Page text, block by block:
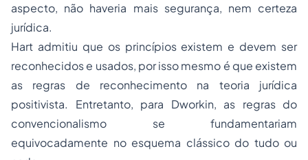
aspecto, não haveria mais segurança, nem certeza
jurídica.
Hart admitiu que os princípios existem e devem ser
reconhecidos e usados, por isso mesmo é que existem
as regras de reconhecimento na teoria jurídica
positivista. Entretanto, para Dworkin, as regras do
convencionalismo se fundamentariam
equivocadamente no esquema clássico do tudo ou